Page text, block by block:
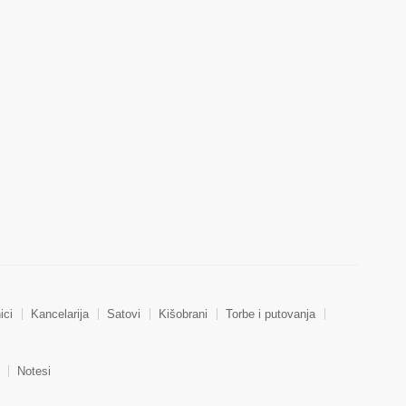
Kancelarija Satovi Kišobrani
Torbe i putovanja
Notesi